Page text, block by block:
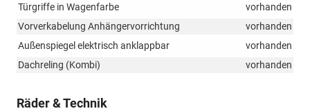
Türgriffe in Wagenfarbe
vorhanden
Vorverkabelung Anhängervorrichtung
vorhanden
Außenspiegel elektrisch anklappbar
vorhanden
Dachreling (Kombi)
vorhanden
Räder & Technik